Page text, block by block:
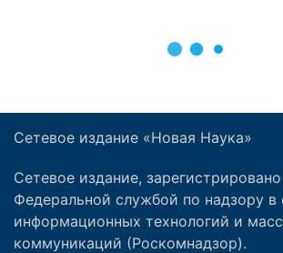
Сетевое издание «Новая Наука»
Сетевое издание, зарегистрировано
Федеральной службой по надзору в
информационных технологий и
коммуникаций (Роскомнадзор).